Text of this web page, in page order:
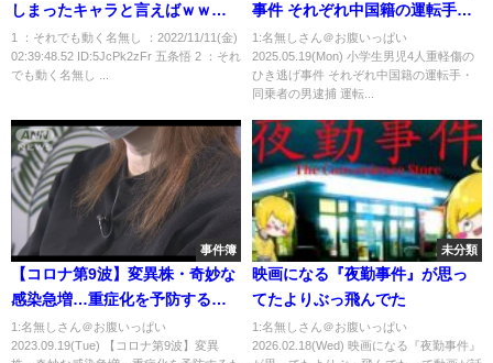
しまったキャラと言えばｗｗｗ
ｗｗ
1 ：それでも動く名無し ：2022/11/11(金)
02:39:48.52 ID:5JcPk2zFr 五条悟 2 ：それ
でも動く名無し ...
事件 それぞれ中国籍の運転手・
同乗者の男逮捕 運転手は飲酒運
転、同乗者は飲酒運転したと知
り同乗か 埼玉・三郷市｜TBS
1:名無しさん＠お腹いっぱい
2025.05.19(Mon) 小学生男児4人重軽傷の
ひき逃げ事件 それぞれ中国籍の運転手・
同乗者の男逮捕 運転...
事件簿
【コロナ第9波】変異株・奇妙な
感染急増…重症化を予防するた
めに欠かせない重要な食事・習
慣とは
1:名無しさん＠お腹いっぱい
2023.09.19(Tue) 【コロナ第9波】変異
未分類
映画になる『夜勤事件』が思っ
てたよりぶっ飛んでた
1:名無しさん＠お腹いっぱい
2026.02.18(Wed) 映画になる『夜勤事件』